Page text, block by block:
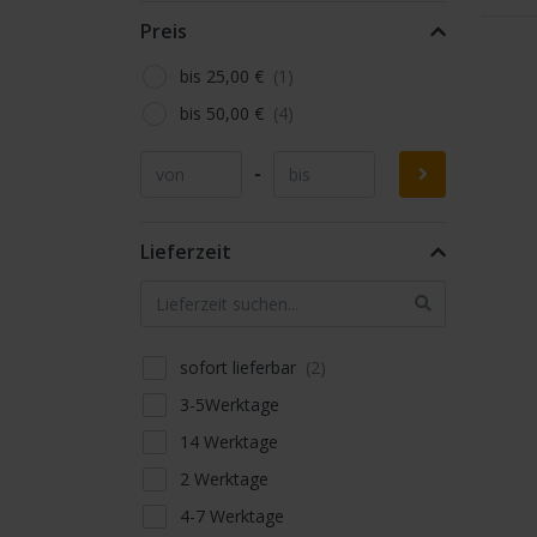
Preis
bis 25,00 €
bis 50,00 €
-
Lieferzeit
sofort lieferbar
3-5Werktage
14 Werktage
2 Werktage
4-7 Werktage